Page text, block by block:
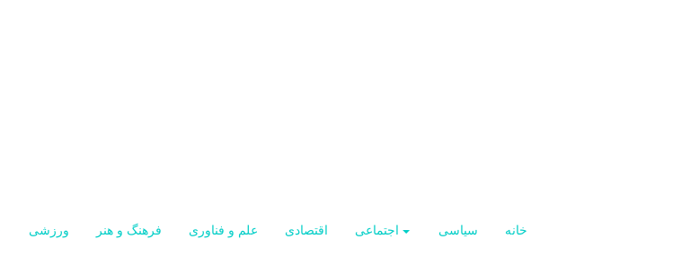
خانه سیاسی اقتصادی علم و فناوری فرهنگ و هنر ورزشی